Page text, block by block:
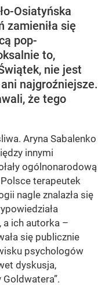
Osiatyńska
zamieniła się
pop-
to,
nie jest
najgroźniejsze.
że tego
Aryna Sabalenko
innymi
ogólnonarodową
terapeutek
nagle znalazła się
a ich autorka –
się publicznie
psychologów
dyskusja,
Goldwatera”.